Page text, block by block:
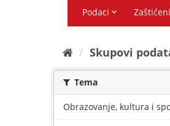
Skupovi
Tema
Obrazovanje, kultura i